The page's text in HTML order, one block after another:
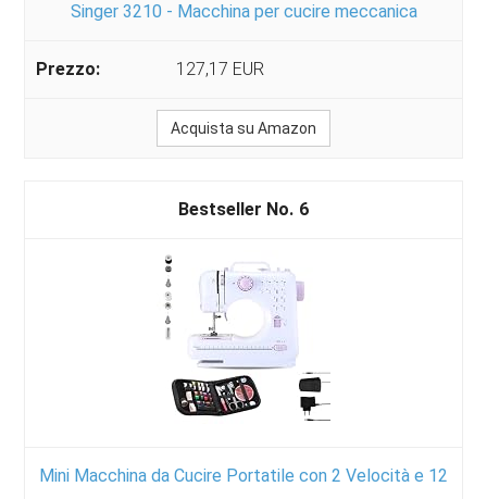
Singer 3210 - Macchina per cucire meccanica
127,17 EUR
Acquista su Amazon
6
Mini Macchina da Cucire Portatile con 2 Velocità e 12